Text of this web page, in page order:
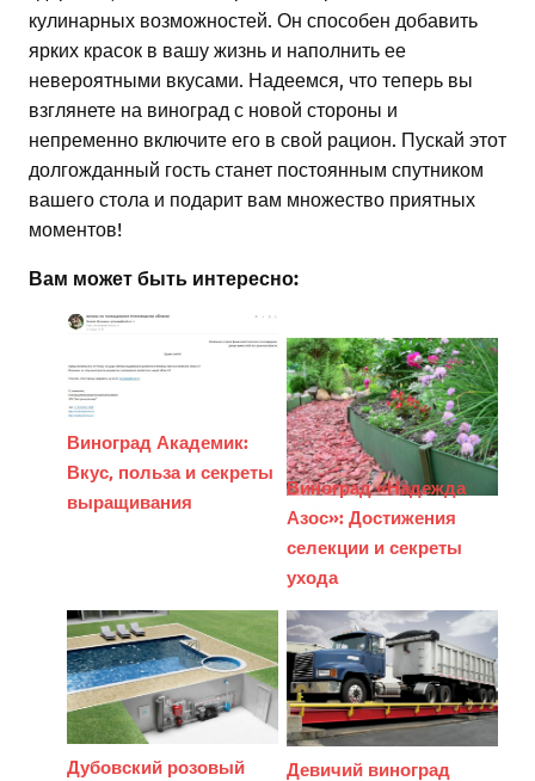
кулинарных возможностей. Он способен добавить
ярких красок в вашу жизнь и наполнить ее
невероятными вкусами. Надеемся, что теперь вы
взглянете на виноград с новой стороны и
непременно включите его в свой рацион. Пускай этот
долгожданный гость станет постоянным спутником
вашего стола и подарит вам множество приятных
моментов!
Вам может быть интересно:
Виноград Академик:
Вкус, польза и секреты
выращивания
Виноград «Надежда
Азос»: Достижения
селекции и секреты
ухода
Дубовский розовый
Девичий виноград